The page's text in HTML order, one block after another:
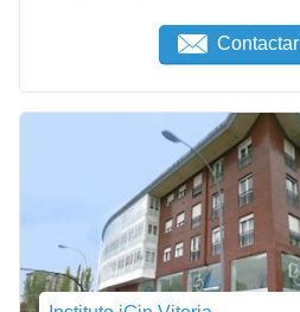
Contactar